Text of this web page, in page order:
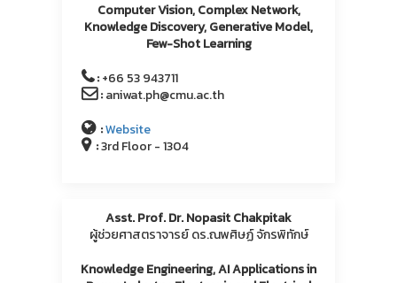
Computer Vision, Complex Network,
Knowledge Discovery, Generative Model,
Few-Shot Learning
:+66 53 943711
:aniwat.ph@cmu.ac.th
:Website
:3rd Floor - 1304
Asst. Prof. Dr. Nopasit Chakpitak
ผู้ช่วยศาสตราจารย์ ดร.ณพศิษฏ์ จักรพิทักษ์
Knowledge Engineering, AI Applications in